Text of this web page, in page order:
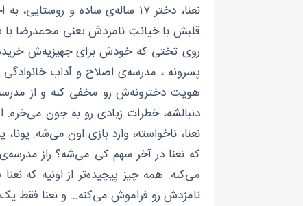
قلبش با خیانتِ نامزدش یعنی محمدرضا
روی تختی که خودش برای جهیزیه‌ش خریده
پسرونه ، مدرسه‌ی اصلاح و آداب خانوادگی
هویت دخترونه‌ش رو مخفی کنه و از
دنبالشه، خطرات زیادی رو به جون
نعنا، ناخواسته، وارد بازی اون می‌شه.
که نعنا در آخر سهم کی می‌شه؟ راز
می‌کنه. همه چیز پیچیده‌تر از اونیه که
نامزدش رو فراموش می‌کنه… و نعنا فقط